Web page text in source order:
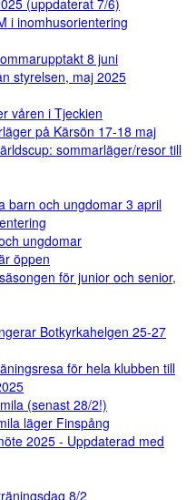
i inomhusorientering
8 juni
styrelsen, maj 2025
våren i Tjeckien
på Kärsön 17-18 maj
sommarläger/resor till
barn och ungdomar 3 april
ungdomar
öppen
för junior och senior,
Botkyrkahelgen 25-27
för hela klubben till
(senast 28/2!)
läger Finspång
2025 - Uppdaterad med
8/2